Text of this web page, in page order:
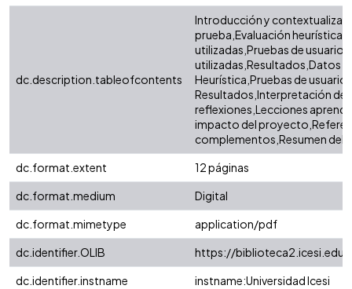
dc.description.tableofcontents
Introducción y
prueba,Evaluación
utilizadas,Pruebas de
utilizadas,Resultados,Datos
Heurística,Pruebas de
Resultados,Interpretación de
reflexiones,Lecciones
impacto del
complementos,Resumen del
dc.format.extent
12 páginas
dc.format.medium
Digital
dc.format.mimetype
application/pdf
dc.identifier.OLIB
https://
dc.identifier.instname
instname:Universidad Icesi